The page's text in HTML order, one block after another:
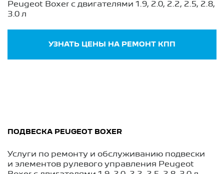
Peugeot Boxer с двигателями 1.9, 2.0, 2.2, 2.5, 2.8,
3.0 л
УЗНАТЬ ЦЕНЫ НА РЕМОНТ КПП
ПОДВЕСКА PEUGEOT BOXER
Услуги по ремонту и обслуживанию подвески
и элементов рулевого управления Peugeot